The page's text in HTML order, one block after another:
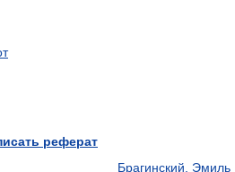
реферат
Брагинский, Эмиль